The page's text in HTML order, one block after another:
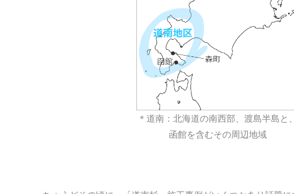
＊道南：北海道の南西部、渡島半島と、
函館を含むその周辺地域